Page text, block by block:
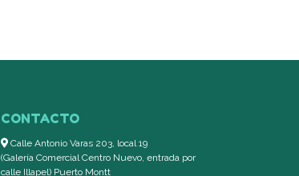
CONTACTO
Calle Antonio Varas 203, local 19
(Galería Comercial Centro Nuevo, entrada por
calle Illapel) Puerto Montt